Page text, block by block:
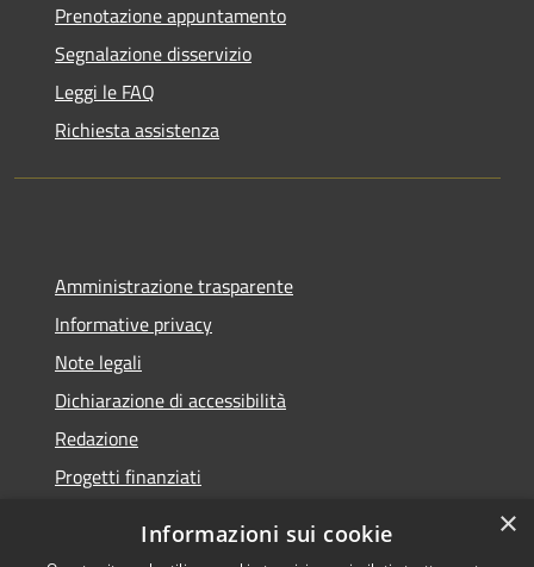
Prenotazione appuntamento
Segnalazione disservizio
Leggi le FAQ
Richiesta assistenza
Amministrazione trasparente
Informative privacy
Note legali
Dichiarazione di accessibilità
Redazione
Progetti finanziati
×
Informazioni sui cookie